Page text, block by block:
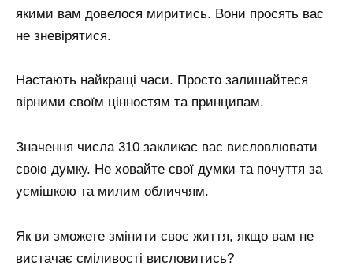
якими вам довелося миритись. Вони просять вас
не зневірятися.
Настають найкращі часи. Просто залишайтеся
вірними своїм цінностям та принципам.
Значення числа 310 закликає вас висловлювати
свою думку. Не ховайте свої думки та почуття за
усмішкою та милим обличчям.
Як ви зможете змінити своє життя, якщо вам не
вистачає сміливості висловитись?